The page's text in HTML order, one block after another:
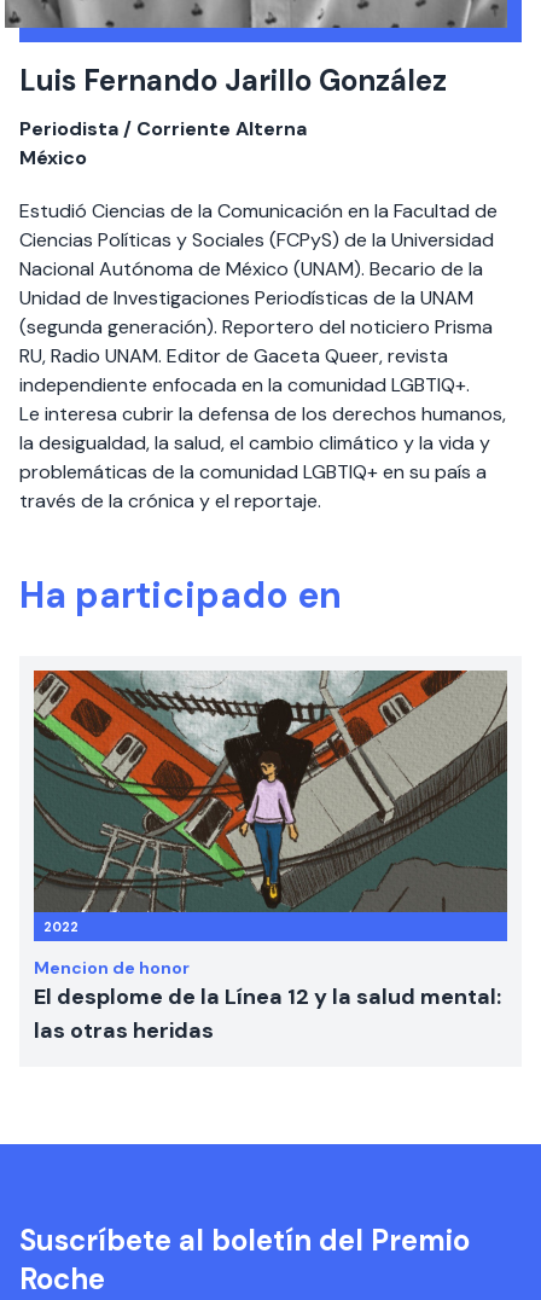
Luis Fernando Jarillo González
Periodista / Corriente Alterna
México
Estudió Ciencias de la Comunicación en la Facultad de
Ciencias Políticas y Sociales (FCPyS) de la Universidad
Nacional Autónoma de México (UNAM). Becario de la
Unidad de Investigaciones Periodísticas de la UNAM
(segunda generación). Reportero del noticiero Prisma
RU, Radio UNAM. Editor de Gaceta Queer, revista
independiente enfocada en la comunidad LGBTIQ+.
Le interesa cubrir la defensa de los derechos humanos,
la desigualdad, la salud, el cambio climático y la vida y
problemáticas de la comunidad LGBTIQ+ en su país a
través de la crónica y el reportaje.
Ha participado en
2022
Mencion de honor
El desplome de la Línea 12 y la salud mental:
las otras heridas
Suscríbete al boletín del Premio
Roche